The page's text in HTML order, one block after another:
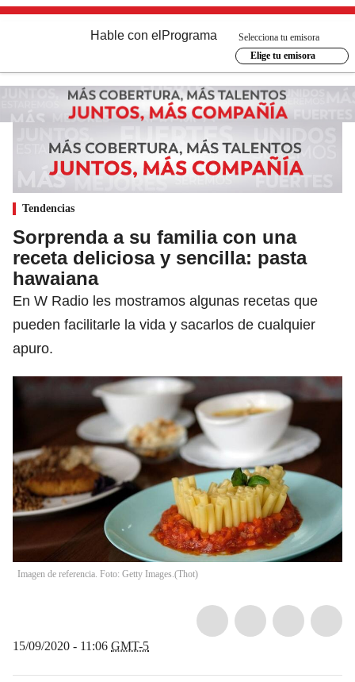
Hable con el Programa
Selecciona tu emisora
Elige tu emisora
Tendencias
Sorprenda a su familia con una
receta deliciosa y sencilla: pasta
hawaiana
En W Radio les mostramos algunas recetas que
pueden facilitarle la vida y sacarlos de cualquier
apuro.
Imagen de referencia. Foto: Getty Images.(Thot)
15/09/2020 - 11:06 GMT-5